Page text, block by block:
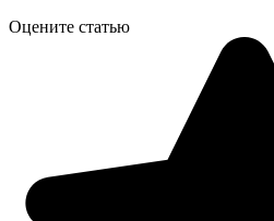
Оцените статью